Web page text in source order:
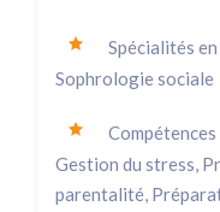
Spécialités
Sophrologie sociale
Compétences
Gestion du stress,
parentalité,